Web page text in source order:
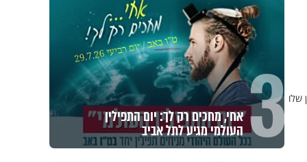
שלו 3 אחי, מחכים רק לך: יום התפילין
העולמי מגיע לתל אביב